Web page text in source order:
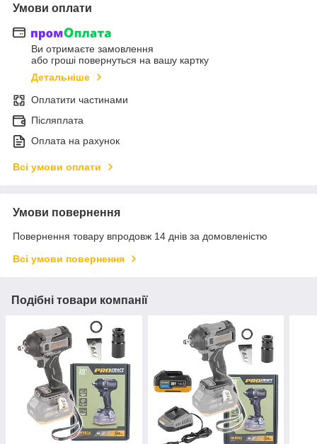
Умови оплати
Ви отримаєте замовлення
або гроші повернуться на вашу картку
Детальніше
Оплатити частинами
Післяплата
Оплата на рахунок
Всі умови оплати
Умови повернення
Повернення товару впродовж 14 днів за домовленістю
Всі умови повернення
Подібні товари компанії